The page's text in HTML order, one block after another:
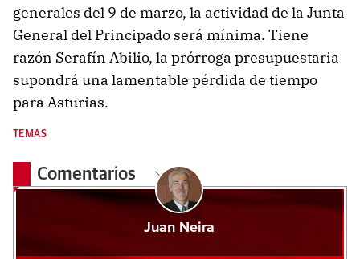
generales del 9 de marzo, la actividad de la Junta
General del Principado será mínima. Tiene
razón Serafín Abilio, la prórroga presupuestaria
supondrá una lamentable pérdida de tiempo
para Asturias.
TEMAS
Comentarios
Juan Neira